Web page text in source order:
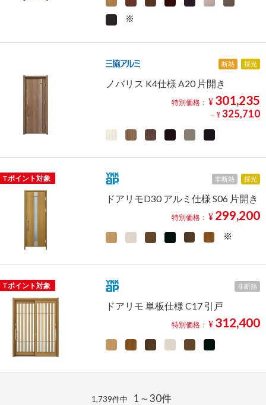
断熱 採光
ノバリス K4仕様 A20 片開き
特別価格： ¥ 301,235
～ ¥ 325,710
Tポイント対象 非断熱 採光
ドアリモD30 アルミ仕様 S06 片開き
特別価格： ¥ 299,200
Tポイント対象 非断熱
ドアリモ 単板仕様 C17 引戸
特別価格： ¥ 312,400
1,739件中 1～30件